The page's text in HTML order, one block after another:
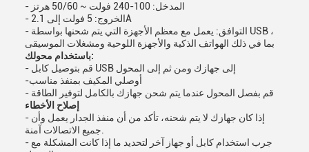
- المدخل: 100-240 فولت ~ 50/60 هرتز
- الخروج: 5 فولت إلى 2.1A
- التوافق: يعمل مع معظم الأجهزة التي يتم شحنها بواسطة USB ،
بما في ذلك الهواتف الذكية والأجهزة اللوحية ومشغلات الموسيقى
باستخدام محولك:
- قم بتوصيل كابل USB إلى جهازك ومن ثم إلى المحول
-أوصلي المكيف بمنفذ مناسب
- قم بفصل المحول عندما يتم شحن جهازك بالكامل لتوفير الطاقة
إصلاح الأخطاء
- إذا كان جهازك لا يتم شحنه، تأكد من أن منفذ الجدار يعمل وأن
- جرب استخدام كابل أو جهاز آخر لتحديد ما إذا كانت المشكلة مع